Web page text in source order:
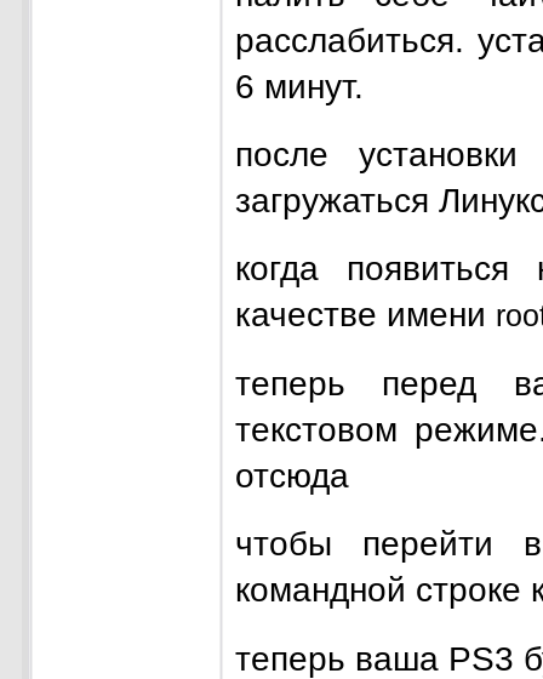
расслабиться.
6 минут.
после
загружаться
когда
качестве имени
теперь перед
текстовом
отсюда
чтобы перейти
командной строке
теперь ваша PS3